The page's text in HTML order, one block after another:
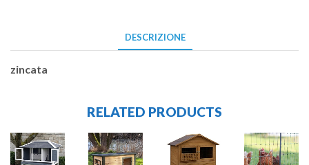
DESCRIZIONE
zincata
RELATED PRODUCTS